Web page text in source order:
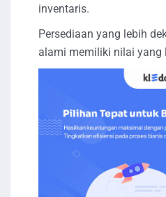
inventaris.
Persediaan yang lebih
alami memiliki nilai yang